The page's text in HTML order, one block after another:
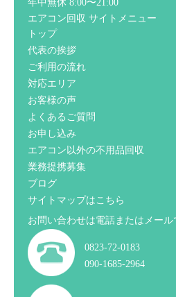
年中無休 8:00〜21:00
エアコン回収 サイトメニュー
トップ
代表の挨拶
ご利用の流れ
対応エリア
お客様の声
よくあるご質問
お申し込み
エアコン以外の不用品回収
業務提携募集
ブログ
サイトマップはこちら
お問い合わせは電話またはメー
0823-72-0183
090-1685-2964